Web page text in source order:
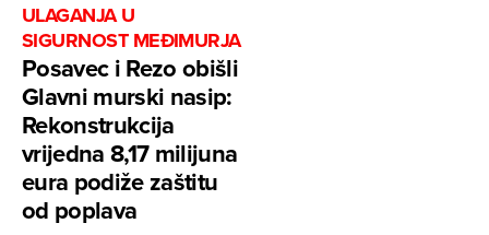
ULAGANJA U
SIGURNOST MEĐIMURJA
Posavec i Rezo obišli
Glavni murski nasip:
Rekonstrukcija
vrijedna 8,17 milijuna
eura podiže zaštitu
od poplava